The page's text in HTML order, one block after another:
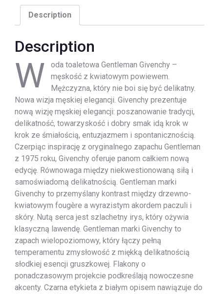
Description
Description
W
oda toaletowa Gentleman Givenchy –
męskość z kwiatowym powiewem.
Mężczyzna, który nie boi się być delikatny.
Nowa wizja męskiej elegancji. Givenchy prezentuje
nową wizję męskiej elegancji: poszanowanie tradycji,
delikatność, towarzyskość i dobry smak idą krok w
krok ze śmiałością, entuzjazmem i spontanicznością.
Czerpiąc inspirację z oryginalnego zapachu Gentleman
z 1975 roku, Givenchy oferuje panom całkiem nową
edycję. Równowaga między niekwestionowaną siłą i
samoświadomą delikatnością. Gentleman marki
Givenchy to przemyślany kontrast między drzewno-
kwiatowym fougère a wyrazistym akordem paczuli i
skóry. Nutą serca jest szlachetny irys, który ożywia
klasyczną lawendę. Gentleman marki Givenchy to
zapach wielopoziomowy, który łączy pełną
temperamentu zmysłowość z miękką delikatnością
słodkiej esencji gruszkowej. Flakony o
ponadczasowym projekcie podkreślają nowoczesne
akcenty. Czarna etykieta z białym opisem nawiązuje do